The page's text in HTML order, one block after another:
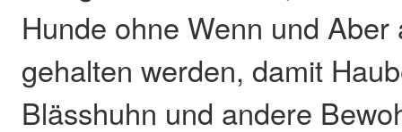
Hunde ohne Wenn und Aber
gehalten werden, damit
Blässhuhn und andere